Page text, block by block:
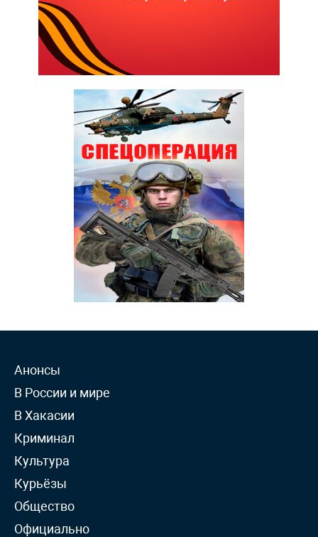
Анонсы
В России и мире
В Хакасии
Криминал
Культура
Курьёзы
Общество
Официально